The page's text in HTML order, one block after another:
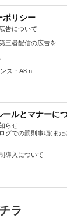
ポリシー
告について
三者配信の広告を
ンス・A8.n…
ールとマナーに
らせ
グでの罰則事項(ま
導入について
ラ